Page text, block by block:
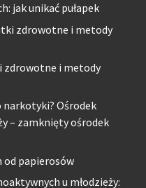
jak unikać pułapek
zdrowotne i metody
zdrowotne i metody
narkotyki? Ośrodek
– zamknięty ośrodek
od papierosów
u młodzieży: